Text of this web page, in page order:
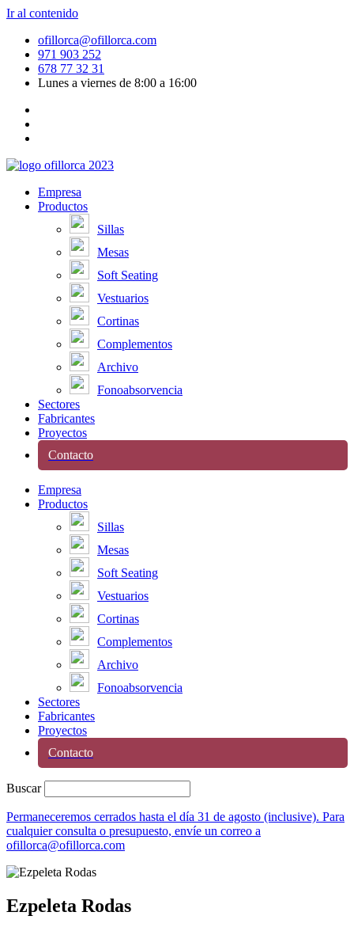
Ir al contenido
ofillorca@ofillorca.com
971 903 252
678 77 32 31
Lunes a viernes de 8:00 a 16:00
Empresa
Productos
Sillas
Mesas
Soft Seating
Vestuarios
Cortinas
Complementos
Archivo
Fonoabsorvencia
Sectores
Fabricantes
Proyectos
Contacto
Empresa
Productos
Sillas
Mesas
Soft Seating
Vestuarios
Cortinas
Complementos
Archivo
Fonoabsorvencia
Sectores
Fabricantes
Proyectos
Contacto
Buscar
Permaneceremos cerrados hasta el día 31 de agosto (inclusive). Para
cualquier consulta o presupuesto, envíe un correo a
ofillorca@ofillorca.com
Ezpeleta Rodas